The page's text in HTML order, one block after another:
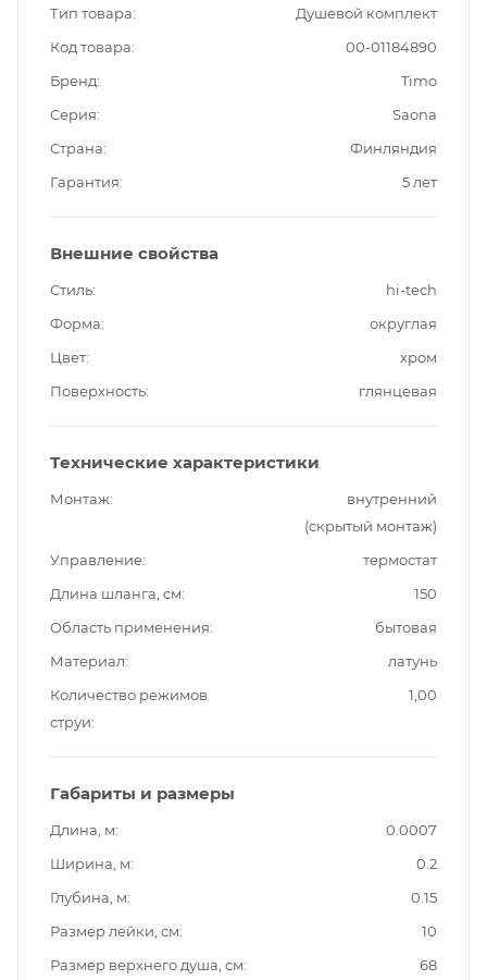
Тип товара
Душевой комплект
Код товара
00-01184890
Бренд
Timo
Серия
Saona
Страна
Финляндия
Гарантия
5 лет
Внешние свойства
Стиль
hi-tech
Форма
округлая
Цвет
хром
Поверхность
глянцевая
Технические характеристики
Монтаж
внутренний
(скрытый монтаж)
Управление
термостат
Длина шланга, см
150
Область применения
бытовая
Материал
латунь
Количество режимов
струи
1,00
Габариты и размеры
Длина, м
0.0007
Ширина, м
0.2
Глубина, м
0.15
Размер лейки, см
10
Размер верхнего душа, см
68